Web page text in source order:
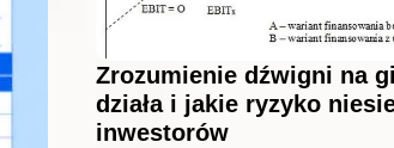
Zrozumienie dźwigni na
działa i jakie ryzyko
inwestorów